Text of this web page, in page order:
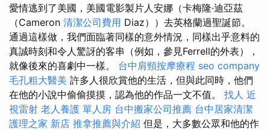
愛情逃到了美國，美國電影製片人安娜（卡梅隆·迪亞茲
（Cameron 清潔公司費用 Diaz））去英格蘭過聖誕節。
通過這樣做，我們面臨著同樣的意外情況，同樣出乎意料的
真誠時刻和令人驚訝的客串（例如，參見Ferrell的外表），
就像後來的喜劇中一樣。 台中肩頸按摩療程 seo company
毛孔粗大醫美 許多人很欣賞他的生活，但與此同時，他們
在他的小說中偷偷摸摸，認為他的作品一文不值。 找人 近
視雷射 老人養護 單人房 台中搬家公司推薦 台中居家清潔
護理之家 新店 推拿推薦與介紹 但是，大多數公眾和他的作